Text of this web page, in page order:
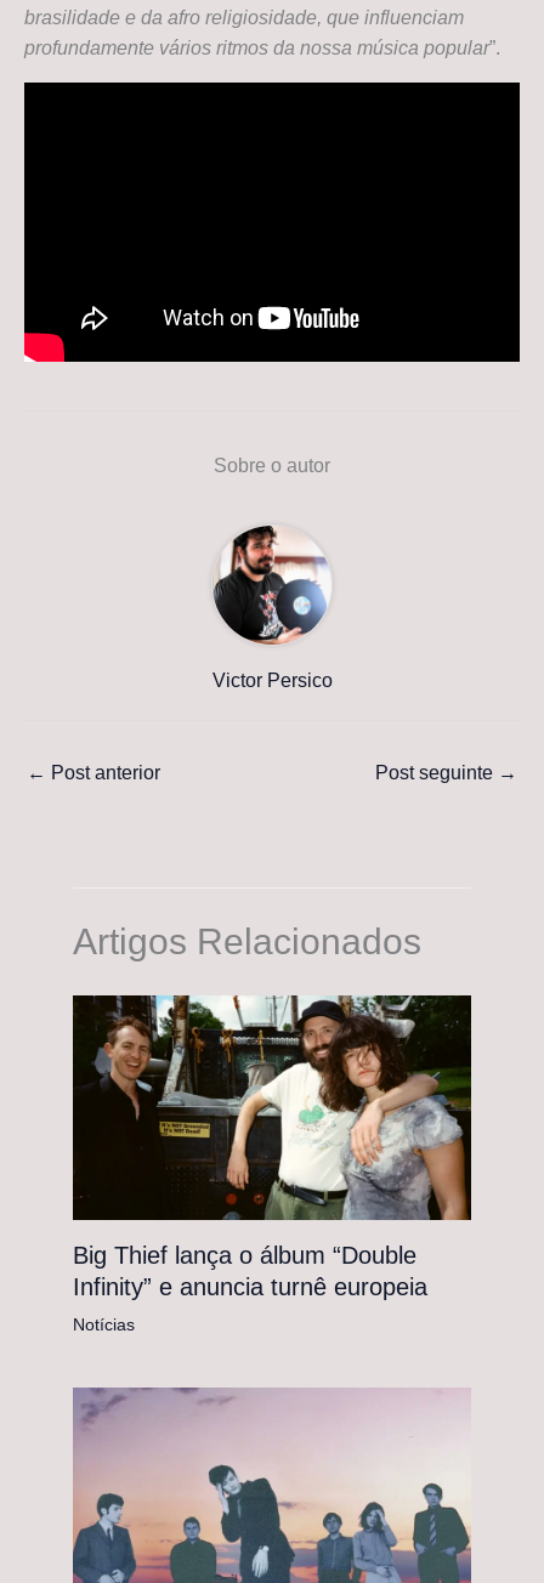
brasilidade e da afro religiosidade, que influenciam
profundamente vários ritmos da nossa música popular”.
Sobre o autor
Victor Persico
← Post anterior Post seguinte →
Artigos Relacionados
Big Thief lança o álbum “Double
Infinity” e anuncia turnê europeia
Notícias